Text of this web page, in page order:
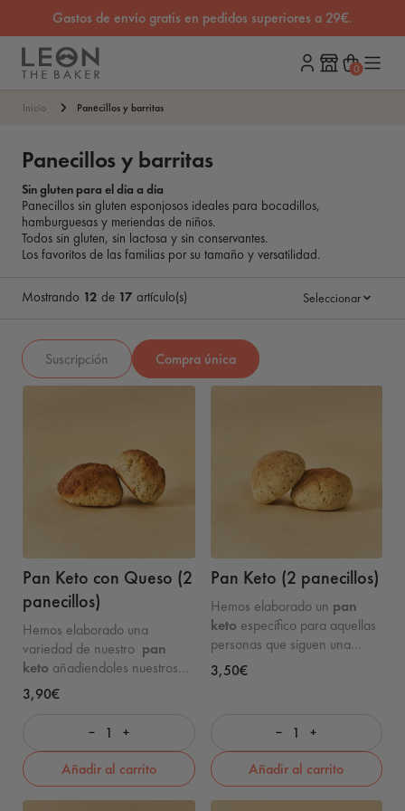
Gastos de envío gratis en pedidos superiores a 29€.
Carrito
0
Inicio Panecillos y barritas
Panecillos y barritas
Sin gluten para el día a día
Panecillos sin gluten esponjosos ideales para bocadillos,
hamburguesas y meriendas de niños.
Todos sin gluten, sin lactosa y sin conservantes.
Los favoritos de las familias por su tamaño y versatilidad.
Mostrando 12 de 17 artículo(s) Seleccionar
Suscripción Compra única
Pan Keto con Queso (2
panecillos)
Hemos elaborado una
variedad de nuestro pan
keto añadiendoles nuestros
queso sin lactosa específico
para aquellas personas que
dieta keto
que te puede
ayudar a quemar grasas de
manera más eficaz dando
lugar a nuestro KETO QUESO
3,90€
− +
Añadir al carrito
Pan Keto (2 panecillos)
Hemos elaborado un pan
keto específico para aquellas
personas que siguen una
dieta keto
cetogénica
¡está buenísimo!
Una
ketose caracteriza por ser
baja en carbohidratos, se
mantiene un consumo
3,50€
− +
Añadir al carrito